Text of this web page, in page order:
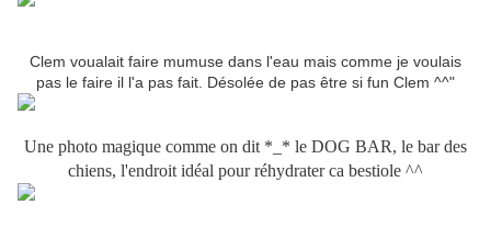
Clem voualait faire mumuse dans l'eau mais comme je voulais
pas le faire il l'a pas fait. Désolée de pas être si fun Clem ^^"
Une photo magique comme on dit *_* le DOG BAR, le bar des
chiens, l'endroit idéal pour réhydrater ca bestiole ^^